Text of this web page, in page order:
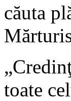
căuta
toate